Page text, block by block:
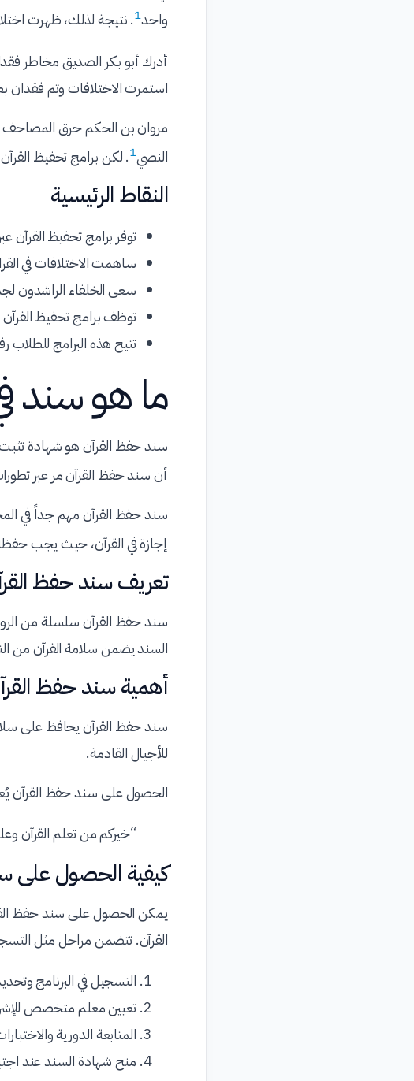
واحد1. نتيجة لذلك، ظهرت
أدرك أبو بكر الصديق مخاطر
استمرت الاختلافات وتم فقدان
مروان بن الحكم حرق المصاحف
النصي1. لكن برامج تحفيظ
النقاط الرئيسية
توفر برامج تحفيظ
ساهمت الاختلافات في
سعى الخلفاء الراشدون
توظف برامج تحفيظ
تتيح هذه البرامج للطلاب
ما هو سند
سند حفظ القرآن هو شهادة
أن سند حفظ القرآن مر عبر
سند حفظ القرآن مهم جداً في
إجازة في القرآن، حيث يجب
تعريف سند حفظ
سند حفظ القرآن سلسلة من
السند يضمن سلامة القرآن من
أهمية سند حفظ
سند حفظ القرآن يحافظ على
للأجيال القادمة.
الحصول على سند حفظ القرآن
“خيركم من تعلم القرآن
كيفية الحصول على
يمكن الحصول على سند حفظ
القرآن. تتضمن مراحل مثل
التسجيل في البرنامج
تعيين معلم متخصص
المتابعة الدورية
منح شهادة السند عند